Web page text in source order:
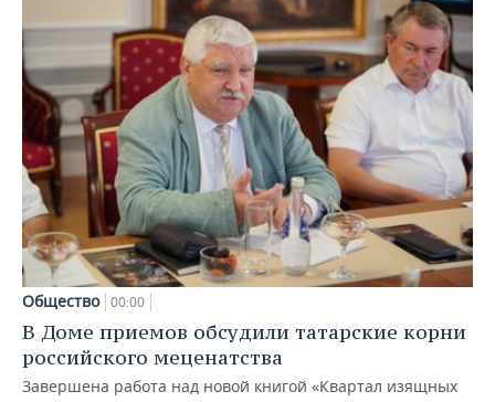
Общество 00:00
В Доме приемов обсудили татарские корни
российского меценатства
Завершена работа над новой книгой «Квартал изящных